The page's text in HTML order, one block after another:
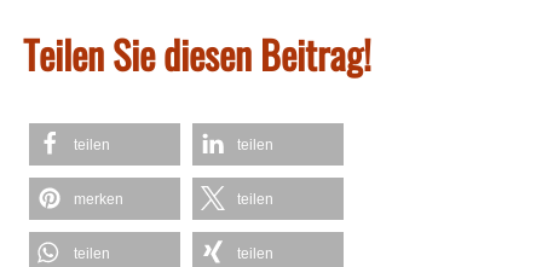
Teilen Sie diesen Beitrag!
teilen teilen
merken teilen
teilen teilen